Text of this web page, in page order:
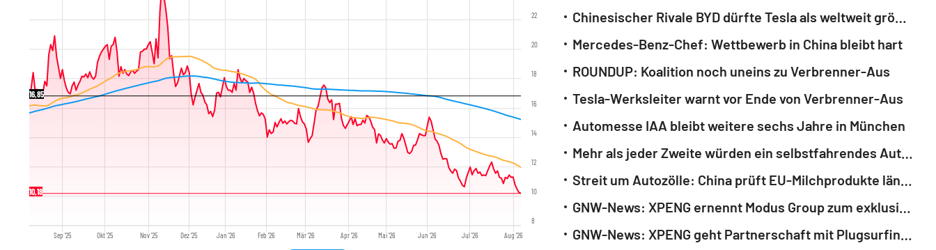
Sep '25 Okt '25 Nov '25 Dez '25 Jan '26 Feb '26 Mär '26 Apr '26 Mai '26 Jun '26 Jul '26 Aug '26
8
10
12
14
16
18
20
22
16,85
10,18
Chinesischer Rivale BYD dürfte Tesla als weltweit größter E-Autobauer überholen
Mercedes-Benz-Chef: Wettbewerb in China bleibt hart
ROUNDUP: Koalition noch uneins zu Verbrenner-Aus
Tesla-Werksleiter warnt vor Ende von Verbrenner-Aus
Automesse IAA bleibt weitere sechs Jahre in München
Mehr als jeder Zweite würden ein selbstfahrendes Auto nutzen
Streit um Autozölle: China prüft EU-Milchprodukte länger
GNW-News: XPENG ernennt Modus Group zum exklusiven Partner für die baltischen Staaten
GNW-News: XPENG geht Partnerschaft mit Plugsurfing ein, um leistungsstarkes Ladenetzwerk zu sichern